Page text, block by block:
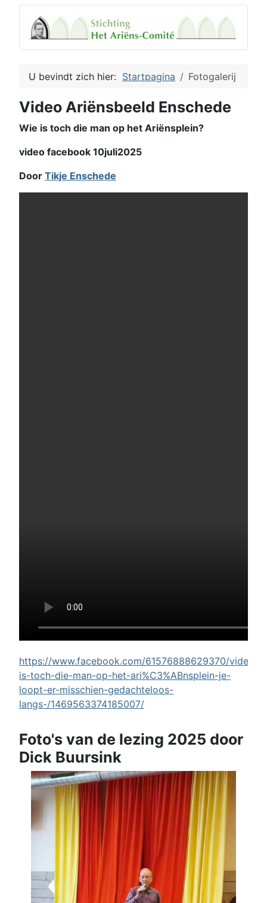
U bevindt zich hier: Startpagina Fotogalerij
Video Ariënsbeeld Enschede
Wie is toch die man op het Ariënsplein?
video facebook 10juli2025
Door Tikje Enschede
https://www.facebook.com/61576888629370/videos/
is-toch-die-man-op-het-ari%C3%ABnsplein-je-
loopt-er-misschien-gedachteloos-
langs-/1469563374185007/
Foto's van de lezing 2025 door
Dick Buursink